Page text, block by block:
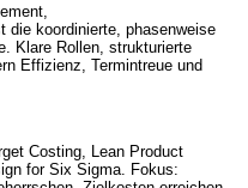
die koordinierte, phasenweise
Klare Rollen, strukturierte
Effizienz, Termintreue und
Costing, Lean Product
for Six Sigma. Fokus: